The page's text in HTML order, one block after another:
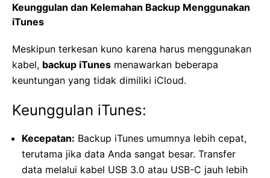
Keunggulan dan Kelemahan Backup Menggunakan
iTunes
Meskipun terkesan kuno karena harus menggunakan
kabel, backup iTunes menawarkan beberapa
keuntungan yang tidak dimiliki iCloud.
Keunggulan iTunes:
Kecepatan: Backup iTunes umumnya lebih cepat,
terutama jika data Anda sangat besar. Transfer
data melalui kabel USB 3.0 atau USB-C jauh lebih